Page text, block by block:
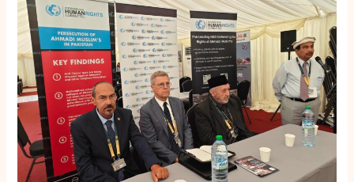
waarschuwen
voor
nieuwe
druk
op
Ahmadi-
asielzaken